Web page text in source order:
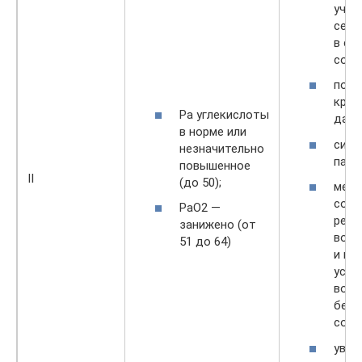
II
Ра углекислоты
в норме или
незначительно
повышенное
(до 50);
РаО2 —
занижено (от
51 до 64)
в
и